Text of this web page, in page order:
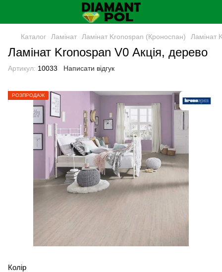
Каталог Ламінат Ламінат Kronospan (Кроноспан) Ламінат
Ламінат Kronospan V0 Акція, дерево
Артикул: 10033 Написати відгук
РОЗПРОДАЖ
Колір